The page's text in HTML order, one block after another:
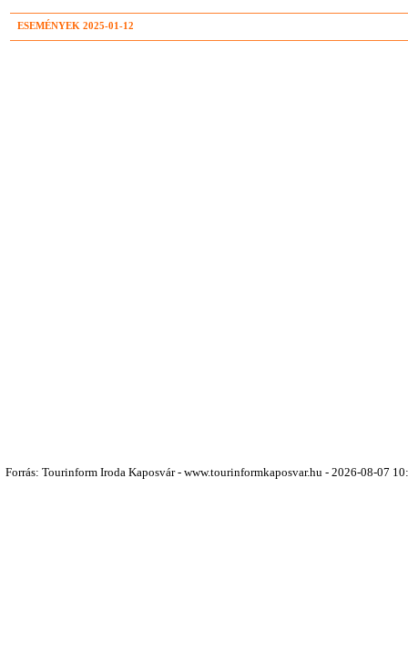
ESEMÉNYEK 2025-01-12
Forrás: Tourinform Iroda Kaposvár - www.tourinformkaposvar.hu - 2026-08-07